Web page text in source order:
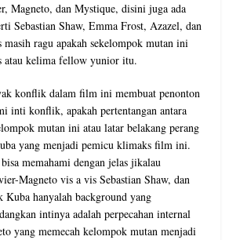
Magneto, dan Mystique, disini juga ada
Sebastian Shaw, Emma Frost, Azazel, dan
ragu apakah sekelompok mutan ini
atau kelima fellow yunior itu.
konflik dalam film ini membuat penonton
inti konflik, apakah pertentangan antara
mutan ini atau latar belakang perang
yang menjadi pemicu klimaks film ini.
memahami dengan jelas jikalau
Magneto vis a vis Sebastian Shaw, dan
hanyalah background yang
intinya adalah perpecahan internal
yang memecah kelompok mutan menjadi